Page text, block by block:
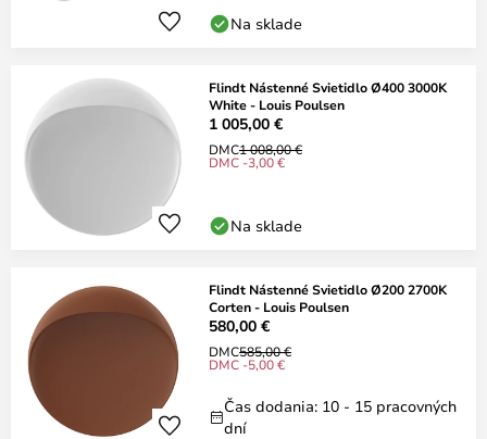
Na sklade
Flindt Nástenné Svietidlo Ø400 3000K
White - Louis Poulsen
1 005,00 €
DMC1 008,00 €
DMC -3,00 €
Na sklade
Flindt Nástenné Svietidlo Ø200 2700K
Corten - Louis Poulsen
580,00 €
DMC585,00 €
DMC -5,00 €
Čas dodania: 10 - 15 pracovných
dní